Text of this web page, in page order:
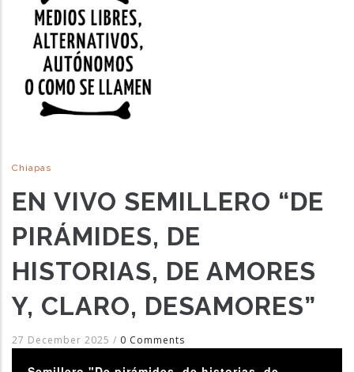
Chiapas
EN VIVO SEMILLERO “DE
PIRÁMIDES, DE
HISTORIAS, DE AMORES
Y, CLARO, DESAMORES”
27 December 2025 / 0 Comments